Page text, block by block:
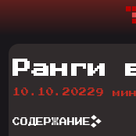
Ранги
10.10.2022 9
СОДЕРЖАНИЕ